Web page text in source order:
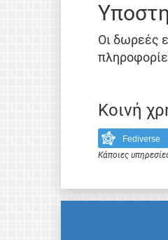
Οι δωρεές
Κοινή
Fediverse
Κάποιες